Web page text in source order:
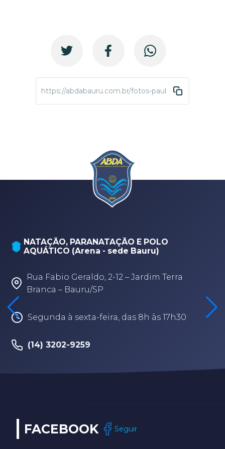
https://abdabauru.com.br/fotos-paulista-infantil-
NATAÇÃO, PARANATAÇÃO E POLO
AQUÁTICO (Arena - sede Bauru)
Rua Fabio Geraldo, 2-12 – Jardim Terra
Branca – Bauru/SP
Segunda à sexta-feira, das 8h às 17h30
(14) 3202-9259
FACEBOOK Seguir